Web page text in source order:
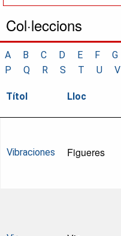
Col·leccions
A B C D E F G
P
Q R S T U V
Títol Lloc
Vibraciones Figueres